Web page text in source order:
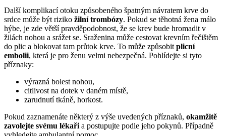
Další komplikací otoku způsobeného špatným návratem krve do
srdce může být riziko žilní trombózy. Pokud se těhotná žena málo
hýbe, je zde větší pravděpodobnost, že se krev bude hromadit v
žilách nohou a srážet se. Sraženina může cestovat krevním řečištěm
do plic a blokovat tam průtok krve. To může způsobit plicní
embolii, která je pro ženu velmi nebezpečná. Pohlídejte si tyto
příznaky:
výrazná bolest nohou,
citlivost na dotek v daném místě,
zarudnutí tkáně, horkost.
Pokud zaznamenáte některý z výše uvedených příznaků, okamžitě
zavolejte svému lékaři a postupujte podle jeho pokynů. Případně